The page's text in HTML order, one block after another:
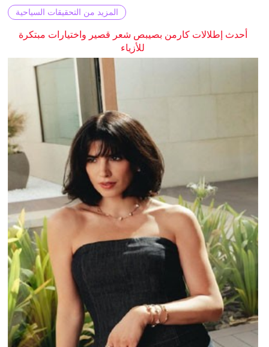
المزيد من التحقيقات السياحية
أحدث إطلالات كارمن بصيبص شعر قصير واختيارات مبتكرة
للأزياء